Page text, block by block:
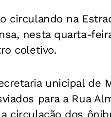
circulando na
nesta quarta-
coletivo.
unicipal de
para a Rua
circulação dos